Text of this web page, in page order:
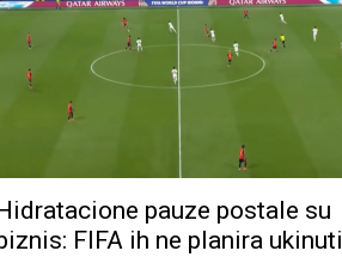
pauze postale su
FIFA ih ne planira ukinuti